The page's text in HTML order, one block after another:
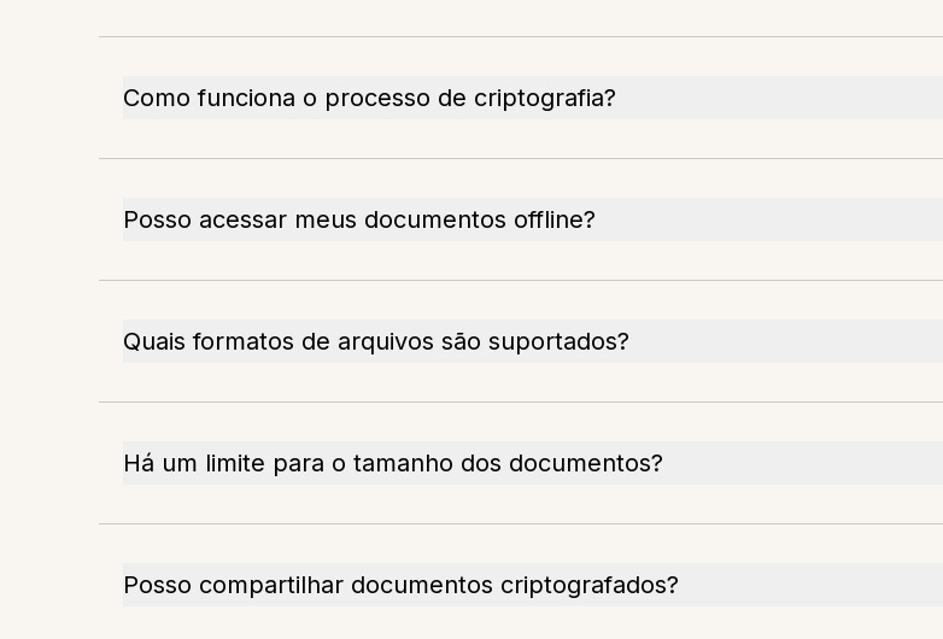
Como funciona o processo de criptografia?
Posso acessar meus documentos offline?
Quais formatos de arquivos são suportados?
Há um limite para o tamanho dos documentos?
Posso compartilhar documentos criptografados?